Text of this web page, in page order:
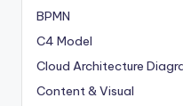
BPMN
C4 Model
Cloud Architecture
Content & Visual